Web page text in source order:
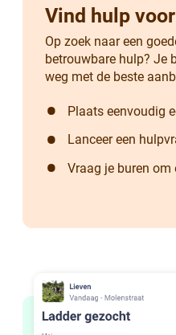
Vind hulp
Op zoek naar een
betrouwbare hulp? Je
weg met de beste
Plaats eenvoudig
Lanceer een
Vraag je buren om